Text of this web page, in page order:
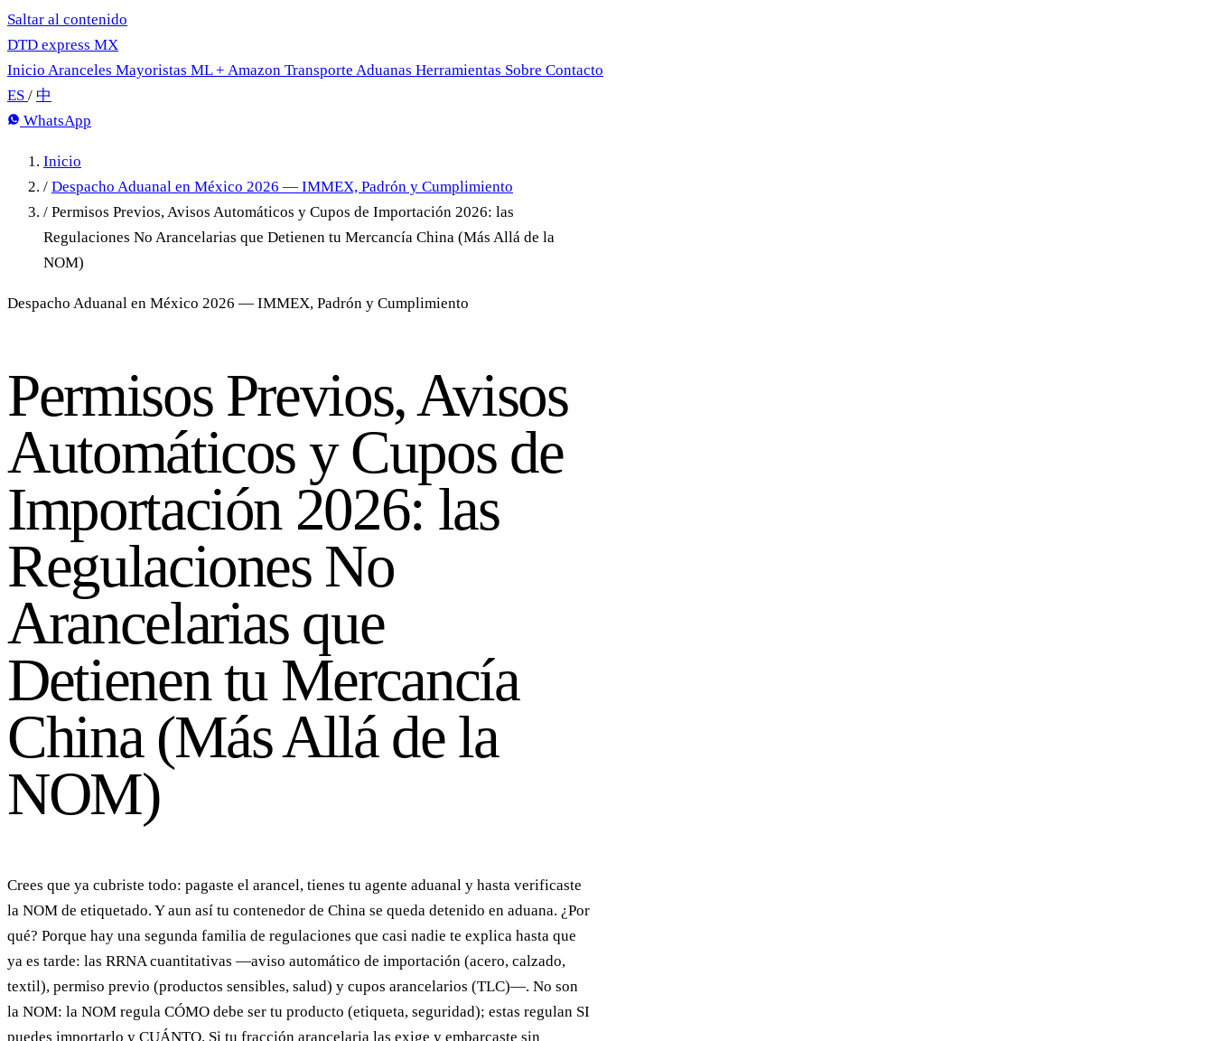
Saltar al contenido
DTD express MX
Inicio Aranceles Mayoristas ML + Amazon Transporte Aduanas Herramientas Sobre Contacto
ES / 中
WhatsApp
Inicio
/ Despacho Aduanal en México 2026 — IMMEX, Padrón y Cumplimiento
/ Permisos Previos, Avisos Automáticos y Cupos de Importación 2026: las
Regulaciones No Arancelarias que Detienen tu Mercancía China (Más Allá de la
NOM)
Despacho Aduanal en México 2026 — IMMEX, Padrón y Cumplimiento
Permisos Previos, Avisos
Automáticos y Cupos de
Importación 2026: las
Regulaciones No
Arancelarias que
Detienen tu Mercancía
China (Más Allá de la
NOM)
Crees que ya cubriste todo: pagaste el arancel, tienes tu agente aduanal y hasta verificaste
la NOM de etiquetado. Y aun así tu contenedor de China se queda detenido en aduana. ¿Por
qué? Porque hay una segunda familia de regulaciones que casi nadie te explica hasta que
ya es tarde: las RRNA cuantitativas —aviso automático de importación (acero, calzado,
textil), permiso previo (productos sensibles, salud) y cupos arancelarios (TLC)—. No son
la NOM: la NOM regula CÓMO debe ser tu producto (etiqueta, seguridad); estas regulan SI
puedes importarlo y CUÁNTO. Si tu fracción arancelaria las exige y embarcaste sin